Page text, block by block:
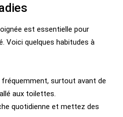
est essentielle pour
Voici quelques habitudes à
surtout avant de
aux toilettes.
quotidienne et mettez des